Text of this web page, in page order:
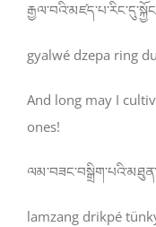
gyalwé dzepa ring
And long may I
ones!
lamzang drikpé